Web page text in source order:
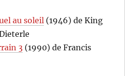
au soleil (1946) de King
3 (1990) de Francis